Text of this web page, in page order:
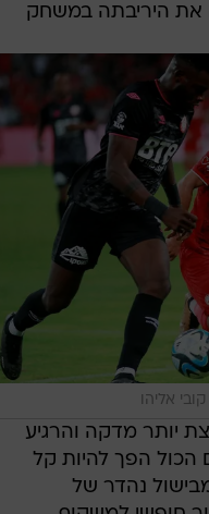
את היריבתה במשחק
קובי אליהו
יותר מדקה והרגיע
הפך להיות קל
אנטוניו ספר הכפיל (22) מבישול נהדר של